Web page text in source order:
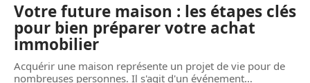
Votre future maison : les étapes clés
pour bien préparer votre achat
immobilier
Acquérir une maison représente un projet de vie pour de
nombreuses personnes. Il s'agit d'un événement…